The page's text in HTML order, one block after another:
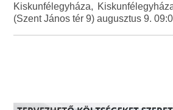
Kiskunfélegyháza,
(Szent János tér 9) augusztus 9.